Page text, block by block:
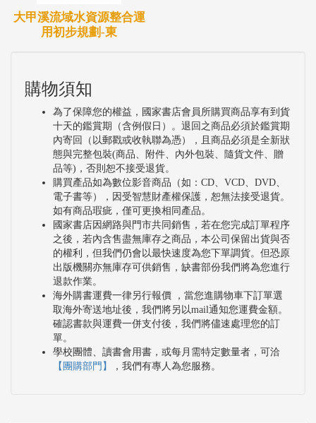
大甲溪流域水資源整合運
用初步規劃-東
購物須知
為了保障您的權益，國家書店會員所購買商品享有到貨
十天的鑑賞期（含例假日）。退回之商品必須於鑑賞期
內寄回（以郵戳或收執聯為憑），且商品必須是全新狀
態與完整包裝(商品、附件、內外包裝、隨貨文件、贈
品等)，否則恕不接受退貨。
購買產品如為數位影音商品（如：CD、VCD、DVD、
電子書等），因受智慧財產權保護，恕無法接受退貨。
如有商品瑕疵，僅可更換相同產品。
國家書店因網路與門市共同銷售，若在您完成訂單程序
之後，若內含售盡無庫存之商品，本公司保留出貨與否
的權利，但我們仍會以最快速度為您下單調貨。但恐原
出版機關亦無庫存可供銷售，缺書部份我們將為您進行
退款作業。
海外購書運費一律另行報價 ，當您進購物車下訂單選
取海外寄送地址後，我們將另以mail通知您運費金額。
確認書款與運費一併支付後，我們將儘速處理您的訂
單。
學校團體、讀書會用書，或每月需特定數量者，可洽
【團購部門】
，我們有專人為您服務。